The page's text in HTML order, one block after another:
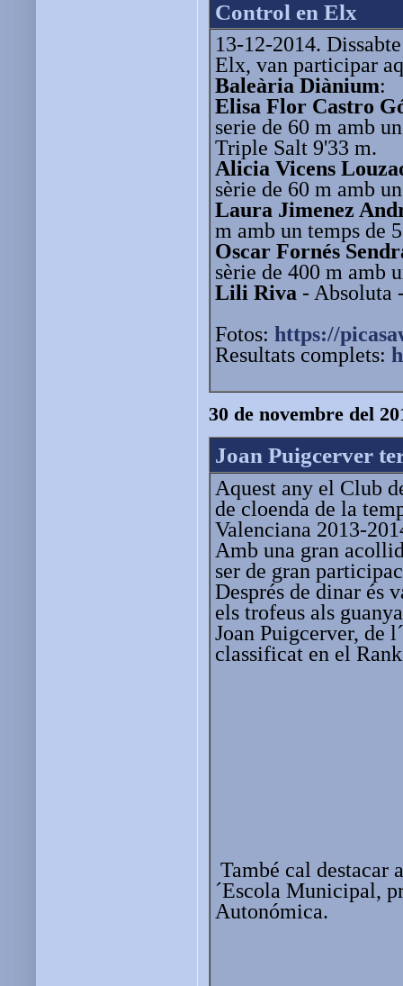
Control en Elx
13-12-2014.
Elx, van participar
Baleària Diànium:
Elisa Flor Castro
serie de 60 m amb
Triple Salt 9'33 m.
Alicia Vicens
sèrie de 60 m amb
Laura Jimenez
m amb un temps de
Oscar Fornés
sèrie de 400 m amb
Lili Riva - Absoluta
Fotos: https://
Resultats complets:
30 de novembre del
Joan Puigcerver
Aquest any el Club
de cloenda de la
Valenciana 2013-
Amb una gran
ser de gran
Després de dinar és
els trofeus als
Joan Puigcerver, de
classificat en el
També cal destacar
´Escola Municipal,
Autonómica.